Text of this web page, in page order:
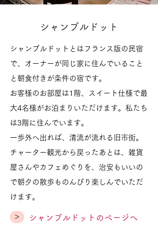
シャンブルドット
シャンブルドットとはフランス版の民宿
で、オーナーが同じ家に住んでいること
と朝食付きが条件の宿です。
お客様のお部屋は1階、スイート仕様で最
大4名様がお泊まりいただけます。私たち
は3階に住んでいます。
一歩外へ出れば、清流が流れる旧市街。
チャーター観光から戻ったあとは、雑貨
屋さんやカフェめぐりを、治安もいいの
で朝夕の散歩ものんびり楽しんでいただ
けます。
> シャンブルドットのページへ